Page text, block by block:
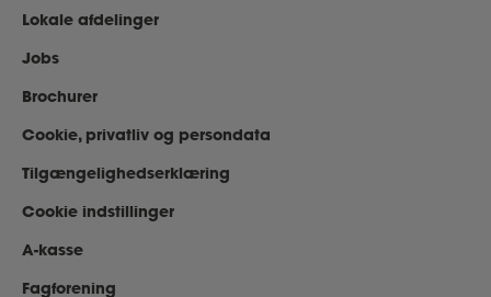
Lokale afdelinger
Jobs
Brochurer
Cookie, privatliv og persondata
Tilgængelighedserklæring
Cookie indstillinger
A-kasse
Fagforening